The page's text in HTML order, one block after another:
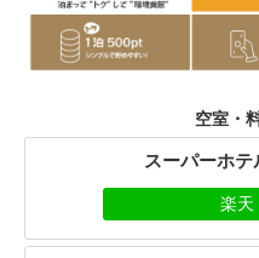
空室・
スーパーホ
楽天